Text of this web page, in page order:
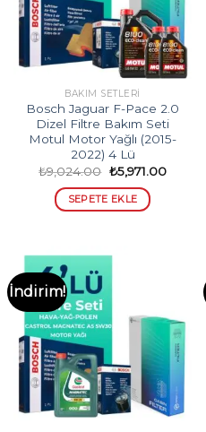
BAKIM SETLERI
Bosch Jaguar F-Pace 2.0
Dizel Filtre Bakım Seti
Motul Motor Yağlı (2015-
2022) 4 Lü
₺9,024.00 Orijinal
fiyat:
₺9,024.00.
₺5,971.00Şu
SEPETE EKLE
İndirim!